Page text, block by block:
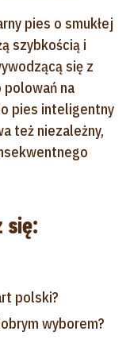
pies o smukłej
szybkością i
się z
na
pies inteligentny
też niezależny,
się:
polski?
wyborem?